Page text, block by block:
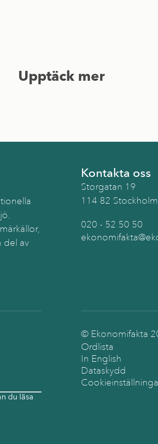
Upptäck mer
del av
Kontakta oss
Storgatan 19
114 82 Stockholm
020 - 52 50 50
du läsa
© Ekonomifakta
Ordlista
In English
Dataskydd